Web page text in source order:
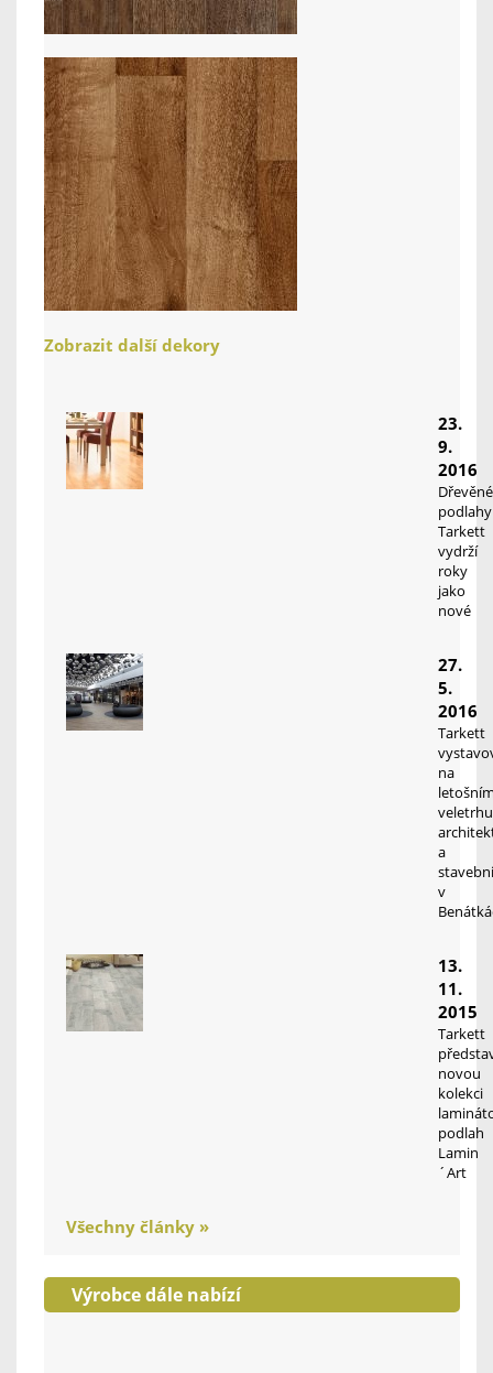
Zobrazit další dekory
23.
9.
2016
Dřevěné
podlahy
Tarkett
vydrží
roky
jako
nové
27.
5.
2016
Tarkett
na
veletrhu
a
v
13.
11.
2015
Tarkett
novou
kolekci
podlah
Lamin
´Art
Všechny články »
Výrobce dále nabízí